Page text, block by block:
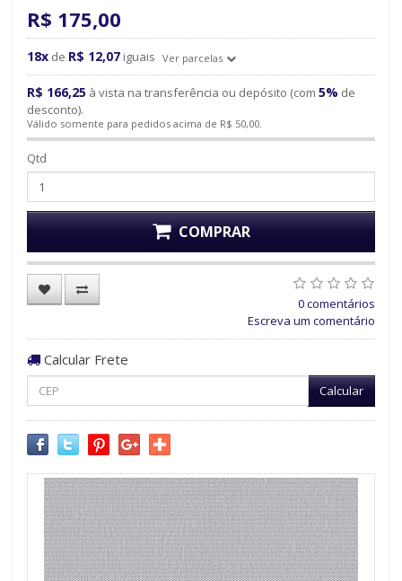
R$ 175,00
18x de R$ 12,07 iguais Ver parcelas
R$ 166,25 à vista na transferência ou depósito (com 5% de
desconto).
Válido somente para pedidos acima de R$ 50,00.
Qtd
COMPRAR
0 comentários
Escreva um comentário
Calcular Frete
Calcular